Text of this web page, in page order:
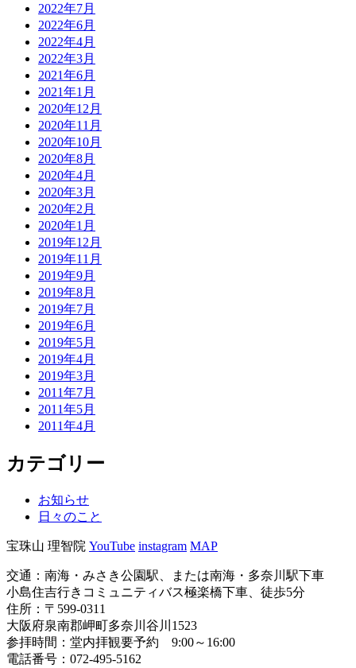
2022年7月
2022年6月
2022年4月
2022年3月
2021年6月
2021年1月
2020年12月
2020年11月
2020年10月
2020年8月
2020年4月
2020年3月
2020年2月
2020年1月
2019年12月
2019年11月
2019年9月
2019年8月
2019年7月
2019年6月
2019年5月
2019年4月
2019年3月
2011年7月
2011年5月
2011年4月
カテゴリー
お知らせ
日々のこと
宝珠山 理智院 YouTube instagram MAP
交通：南海・みさき公園駅、または南海・多奈川駅下車
小島住吉行きコミュニティバス極楽橋下車、徒歩5分
住所：〒599-0311
大阪府泉南郡岬町多奈川谷川1523
参拝時間：堂内拝観要予約 9:00～16:00
電話番号：072-495-5162